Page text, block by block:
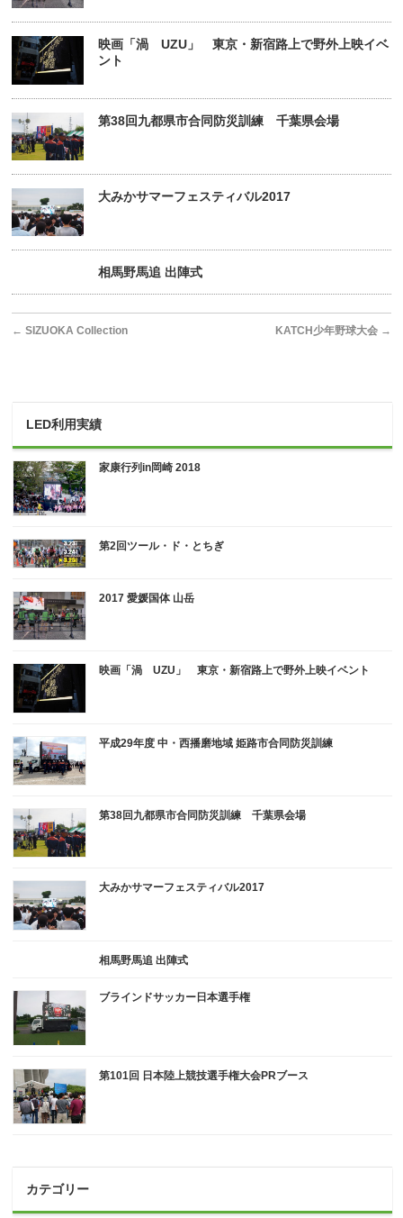
映画「渦 UZU」 東京・新宿路上で野外上映イベ
ント
第38回九都県市合同防災訓練 千葉県会場
大みかサマーフェスティバル2017
相馬野馬追 出陣式
← SIZUOKA Collection KATCH少年野球大会 →
LED利用実績
家康行列in岡崎 2018
第2回ツール・ド・とちぎ
2017 愛媛国体 山岳
映画「渦 UZU」 東京・新宿路上で野外上映イベント
平成29年度 中・西播磨地域 姫路市合同防災訓練
第38回九都県市合同防災訓練 千葉県会場
大みかサマーフェスティバル2017
相馬野馬追 出陣式
ブラインドサッカー日本選手権
第101回 日本陸上競技選手権大会PRブース
カテゴリー